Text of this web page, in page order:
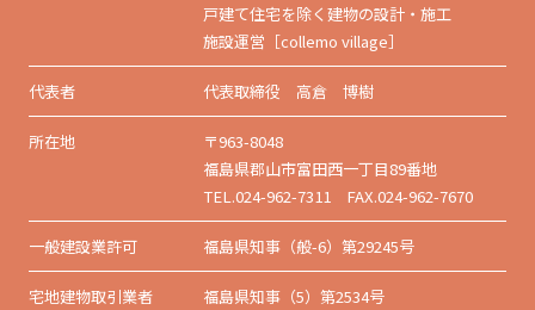
戸建て住宅を除く建物の設計・施工
施設運営［collemo village］
代表者 代表取締役 高倉 博樹
所在地
〒963-8048
福島県郡山市富田西一丁目89番地
TEL.024-962-7311 FAX.024-962-7670
一般建設業許可 福島県知事（般-6）第29245号
宅地建物取引業者 福島県知事（5）第2534号